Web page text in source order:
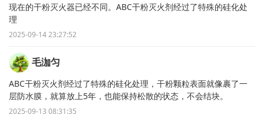
现在的干粉灭火器已经不同。ABC干粉灭火剂经过了特殊的硅化处
理
2025-09-14 23:27:52
毛泇匀
ABC干粉灭火剂经过了特殊的硅化处理，干粉颗粒表面就像裹了一
层防水膜，就算放上5年，也能保持松散的状态，不会结块。
2025-09-13 08:31:35